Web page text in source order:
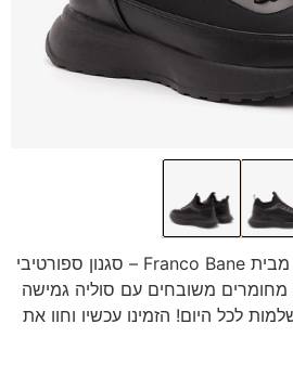
סניקרס לגברים 208301 מבית Franco Bane – סגנון ספורטיבי
מחומרים משובחים עם סוליה גמישה
לכל היום! הזמינו עכשיו וחוו את